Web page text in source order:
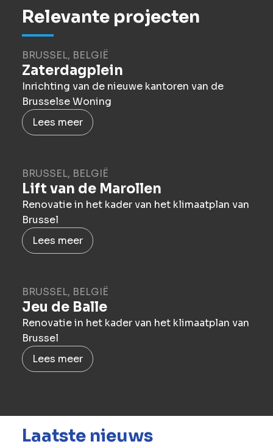
Relevante projecten
BRUSSEL, BELGIË
Zaterdagplein
Inrichting van de nieuwe kantoren van de
Brusselse Woning
Lees meer
BRUSSEL, BELGIË
Lift van de Marollen
Renovatie in het kader van het klimaatplan van
Brussel
Lees meer
BRUSSEL, BELGIË
Jeu de Balle
Renovatie in het kader van het klimaatplan van
Brussel
Lees meer
Laatste nieuws